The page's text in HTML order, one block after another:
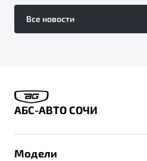
Все новости
АБС-АВТО СОЧИ
Модели